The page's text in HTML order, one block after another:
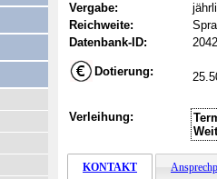
Vergabe:
Reichweite:
Datenbank-ID:
Dotierung:
Verleihung:
KONTAKT